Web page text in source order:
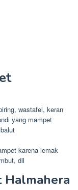
wastafel, keran
yang mampet
karena lemak
dll
Halmahera